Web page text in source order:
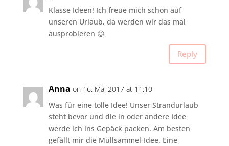
Klasse Ideen! Ich freue mich schon auf
unseren Urlaub, da werden wir das mal
ausprobieren 😉
Reply
Anna on 16. Mai 2017 at 11:10
Was für eine tolle Idee! Unser Strandurlaub
steht bevor und die in oder andere Idee
werde ich ins Gepäck packen. Am besten
gefällt mir die Müllsammel-Idee. Eine